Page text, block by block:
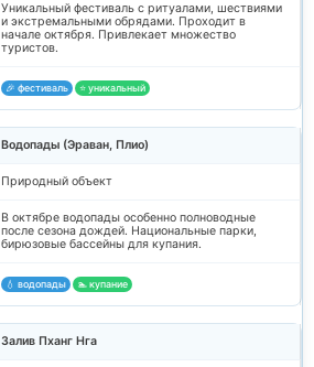
Уникальный фестиваль с ритуалами, шествиями
и экстремальными обрядами. Проходит в
начале октября. Привлекает множество
туристов.
🎉 фестиваль ⭐ уникальный
Водопады (Эраван, Плио)
Природный объект
В октябре водопады особенно полноводные
после сезона дождей. Национальные парки,
бирюзовые бассейны для купания.
💧 водопады 🏊 купание
Залив Пханг Нга